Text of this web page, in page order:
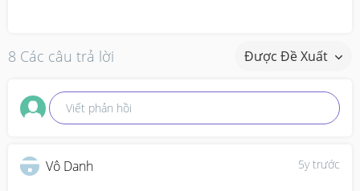
8 Các câu trả lời Được Đề Xuất
Viết phản hồi
5y trước
Vô Danh